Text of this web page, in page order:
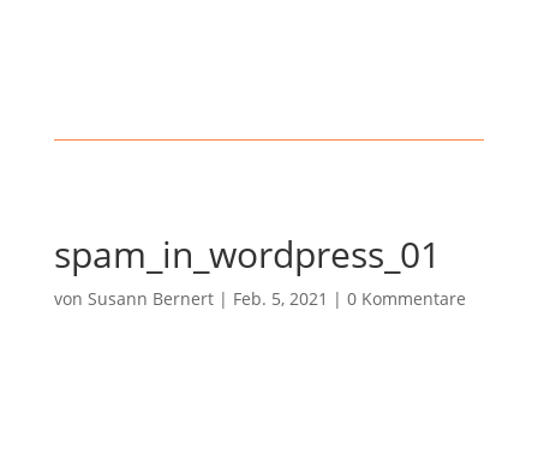
spam_in_wordpress_01
von Susann Bernert| Feb. 5, 2021 | 0 Kommentare